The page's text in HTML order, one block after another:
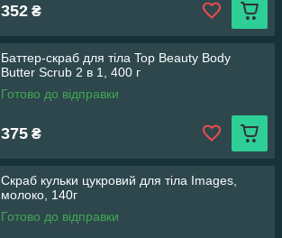
352 ₴
Баттер-скраб для тіла Top Beauty Body
Butter Scrub 2 в 1, 400 г
Готово до відправки
375 ₴
Скраб кульки цукровий для тіла Images,
молоко, 140г
Готово до відправки